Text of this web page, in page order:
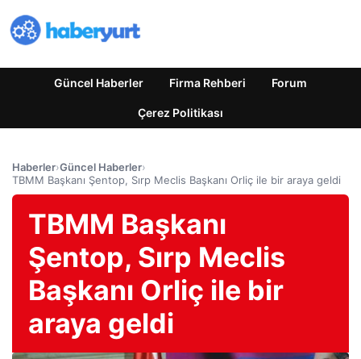
Güncel Haberler Firma Rehberi Forum
Çerez Politikası
Haberler›Güncel Haberler›
TBMM Başkanı Şentop, Sırp Meclis Başkanı Orliç ile bir araya geldi
TBMM Başkanı
Şentop, Sırp Meclis
Başkanı Orliç ile bir
araya geldi